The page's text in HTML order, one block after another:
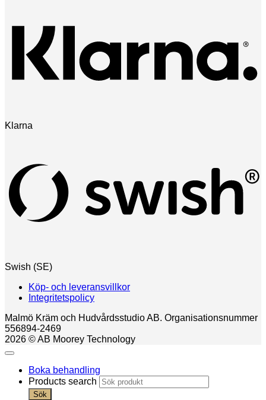
Klarna
Swish (SE)
Köp- och leveransvillkor
Integritetspolicy
Malmö Kräm och Hudvårdsstudio AB. Organisationsnummer
556894-2469
2026 © AB Moorey Technology
Boka behandling
Products search
Sök